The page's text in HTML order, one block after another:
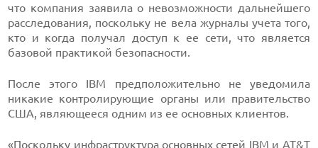
что компания заявила о невозможности дальнейшего
расследования, поскольку не вела журналы учета того,
кто и когда получал доступ к ее сети, что является
базовой практикой безопасности.
После этого IBM предположительно не уведомила
никакие контролирующие органы или правительство
США, являющееся одним из ее основных клиентов.
«Поскольку инфраструктура основных сетей IBM и AT&T